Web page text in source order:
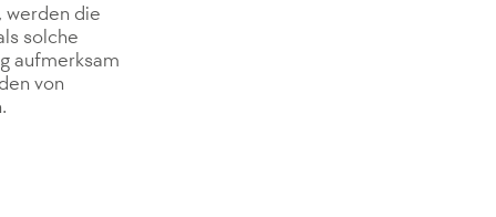
werden die
solche
aufmerksam
von